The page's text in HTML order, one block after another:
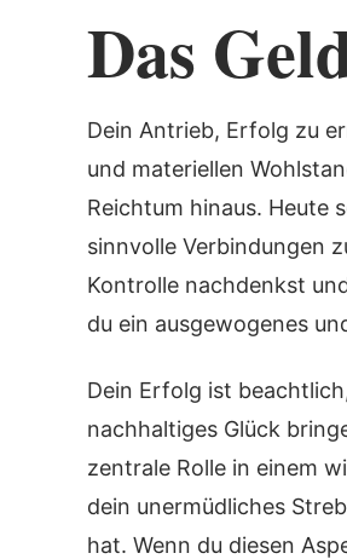
Das
Dein Antrieb, Erfolg zu
und materiellen
Reichtum hinaus. Heute
sinnvolle Verbindungen
Kontrolle nachdenkst
du ein ausgewogenes
Dein Erfolg ist
nachhaltiges Glück
zentrale Rolle in einem
dein unermüdliches
hat. Wenn du diesen